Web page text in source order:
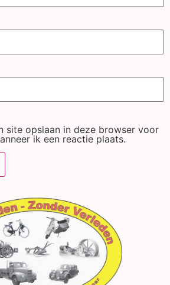
site opslaan in deze browser voor
ik een reactie plaats.